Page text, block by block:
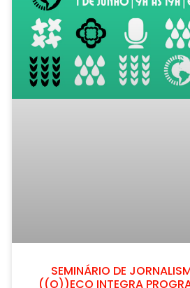
SEMINÁRIO DE
((O))ECO INTEGRA